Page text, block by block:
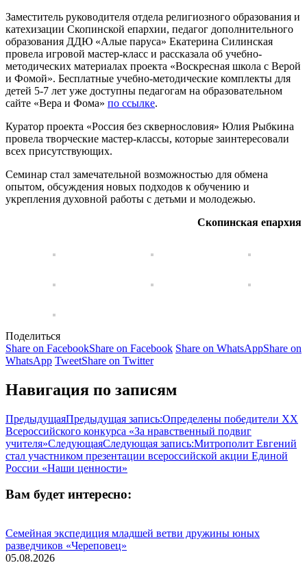
Заместитель руководителя отдела религиозного образования и
катехизации Скопинской епархии, педагог дополнительного
образования ДДЮ «Алые паруса» Екатерина Силинская
провела игровой мастер-класс и рассказала об учебно-
методических материалах проекта «Воскресная школа с Верой
и Фомой». Бесплатные учебно-методические комплекты для
детей 5-7 лет уже доступны педагогам на образовательном
сайте «Вера и Фома» по ссылке.
Куратор проекта «Россия без сквернословия» Юлия Рыбкина
провела творческие мастер-классы, которые заинтересовали
всех присутствующих.
Семинар стал замечательной возможностью для обмена
опытом, обсуждения новых подходов к обучению и
укрепления духовной работы с детьми и молодежью.
Скопинская епархия
Поделиться
Share on FacebookShare on Facebook Share on WhatsAppShare on
WhatsApp TweetShare on Twitter
Навигация по записям
ПредыдущаяПредыдущая запись:Определены победители XX
Всероссийского конкурса «За нравственный подвиг
учителя»СледующаяСледующая запись:Митрополит Евгений
стал участником презентации всероссийской акции Единой
России «Наши ценности»
Вам будет интересно:
Семейная экспедиция младшей ветви дружины юных
разведчиков «Череповец»
05.08.2026